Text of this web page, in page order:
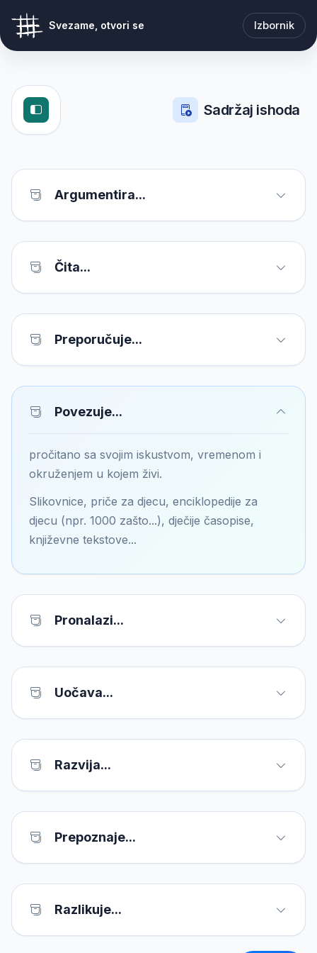
Svezame, otvori se Izbornik
Sadržaj ishoda
Argumentira...
Čita...
Preporučuje...
Povezuje...
pročitano sa svojim iskustvom, vremenom i
okruženjem u kojem živi.
Slikovnice, priče za djecu, enciklopedije za
djecu (npr. 1000 zašto...), dječije časopise,
književne tekstove...
Pronalazi...
Uočava...
Razvija...
Prepoznaje...
Razlikuje...